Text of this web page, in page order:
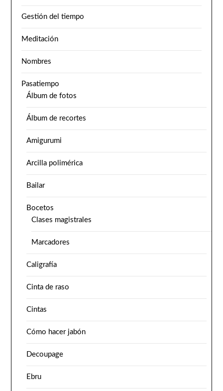
Gestión del tiempo
Meditación
Nombres
Pasatiempo
Álbum de fotos
Álbum de recortes
Amigurumi
Arcilla polimérica
Bailar
Bocetos
Clases magistrales
Marcadores
Caligrafía
Cinta de raso
Cintas
Cómo hacer jabón
Decoupage
Ebru